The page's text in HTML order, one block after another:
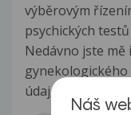
výběrovým
psychických
Nedávno jste
údaj, zda je
Náš